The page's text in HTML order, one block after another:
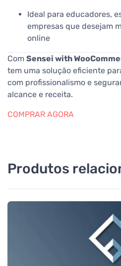
Ideal para educadores,
empresas que desejam
online
Com Sensei with
tem uma solução eficiente
com profissionalismo e
alcance e receita.
COMPRAR AGORA
Produtos